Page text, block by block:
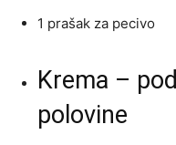
1 prašak za pecivo
Krema –
polovine